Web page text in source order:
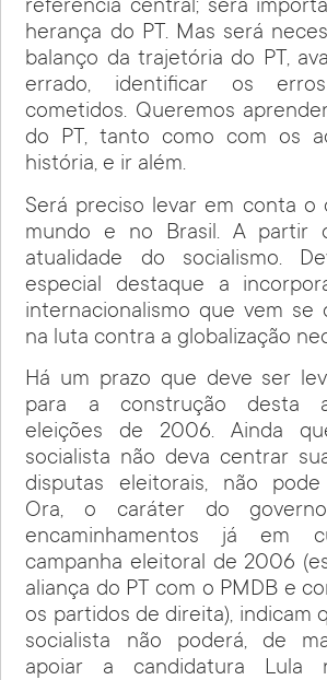
referência central; será
herança do PT. Mas será
balanço da trajetória do PT,
errado, identificar os
cometidos. Queremos
do PT, tanto como com os
história, e ir além.
Será preciso levar em conta o
mundo e no Brasil. A partir
atualidade do socialismo.
especial destaque a
internacionalismo que vem se
na luta contra a globalização
Há um prazo que deve ser
para a construção desta
eleições de 2006. Ainda
socialista não deva centrar
disputas eleitorais, não pode
Ora, o caráter do
encaminhamentos já em
campanha eleitoral de 2006
aliança do PT com o PMDB e
os partidos de direita), indicam
socialista não poderá, de
apoiar a candidatura Lula